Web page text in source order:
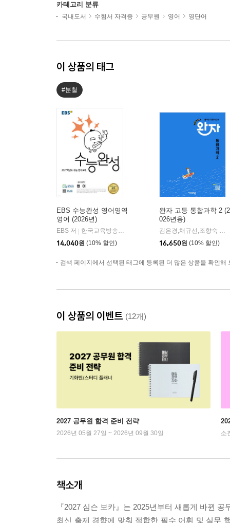
카테고리 분류
국내도서 수험서 자격증 공무원 영어 영단어
이 상품의 태그
#분철
EBS 수능완성 영어영역
영어 (2026년)
EBS 저
한국교육방송공사
14,040원 (10% 할인)
완자 고등 통합과학 2 (2
026년용)
김은경,채규선,조향숙 등저
16,650원 (10% 할인)
검색 페이지에서 선택된 태그에 등록된 더 많은 상품을 확인해
이 상품의 이벤트 (12개)
2027 공무원 합격 준비 전략
2026년 05월 27일 ~ 2026년 09월 30일 소
책소개
『2027 심슨 보카』는 2025년부터 새롭게 바뀐
최신 출제 경향에 맞춰 적합한 필수 어휘 및 실무